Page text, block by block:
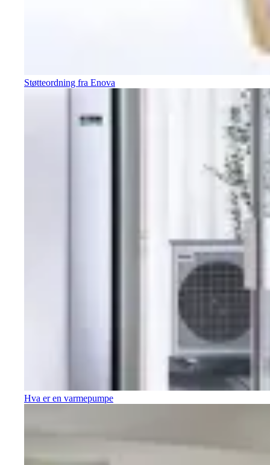
Støtteordning fra Enova
Hva er en varmepumpe